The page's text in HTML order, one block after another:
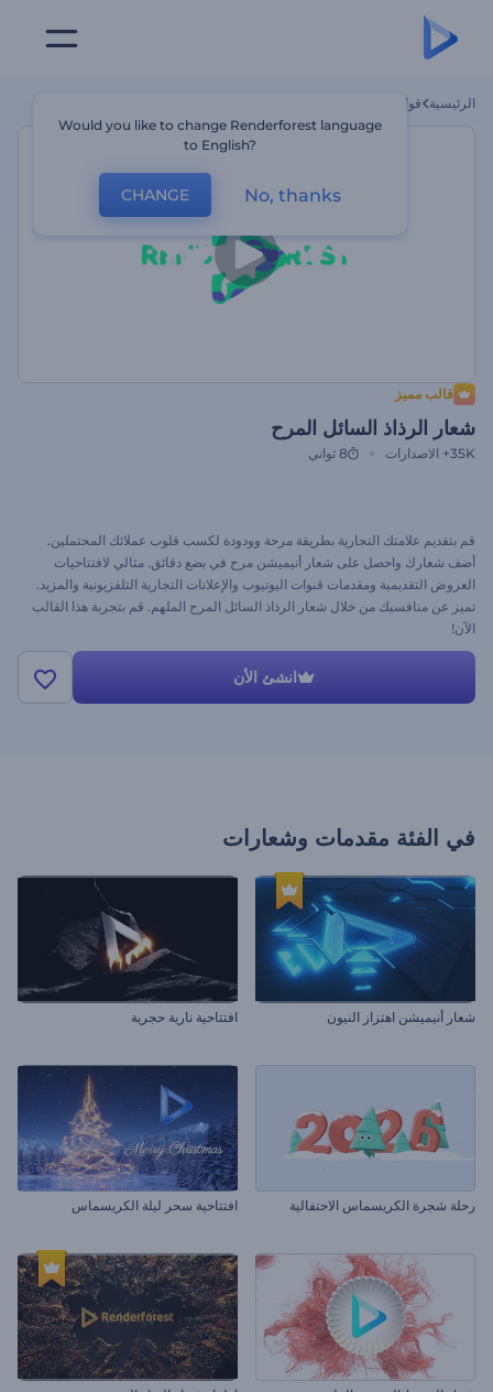
الرئيسية قوالب
قالب مميز
شعار الرذاذ السائل المرح
35K+ الاصدارات 8 ثواني
قم بتقديم علامتك التجارية بطريقة مرحة وودودة لكسب قلوب عملائك المحتملين.
أضف شعارك واحصل على شعار أنيميشن مرح في بضع دقائق. مثالي لافتتاحيات
العروض التقديمية ومقدمات قنوات اليوتيوب والإعلانات التجارية التلفزيونية والمزيد.
تميز عن منافسيك من خلال شعار الرذاذ السائل المرح الملهم. قم بتجربة هذا القالب
الآن!
انشئ الأن
في الفئة مقدمات وشعارات
شعار أنيميشن اهتزاز النيون افتتاحية نارية حجرية
رحلة شجرة الكريسماس الاحتفالية افتتاحية سحر ليلة الكريسماس
Would you like to change Renderforest language
to English?
CHANGE No, thanks